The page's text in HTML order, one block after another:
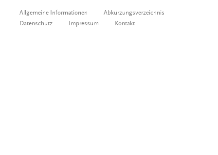
Allgemeine Informationen
Abkürzungsverzeichnis
Datenschutz
Impressum Kontakt